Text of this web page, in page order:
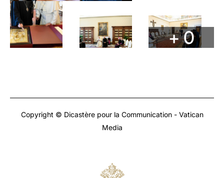
+ 0
Copyright © Dicastère pour la Communication - Vatican
Media